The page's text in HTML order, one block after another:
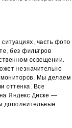
часть фото
без фильтров
освещении.
незначительно
мониторов. Мы делаем
оттенка. Все
Яндекс Диске —
дополнительные